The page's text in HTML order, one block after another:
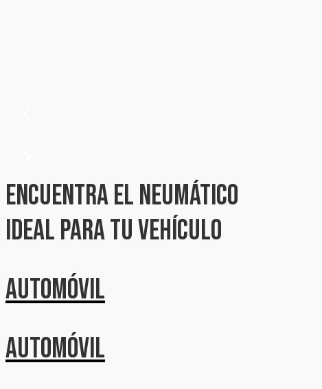
Encuentra el neumático
ideal para tu vehículo
Automóvil
Automóvil